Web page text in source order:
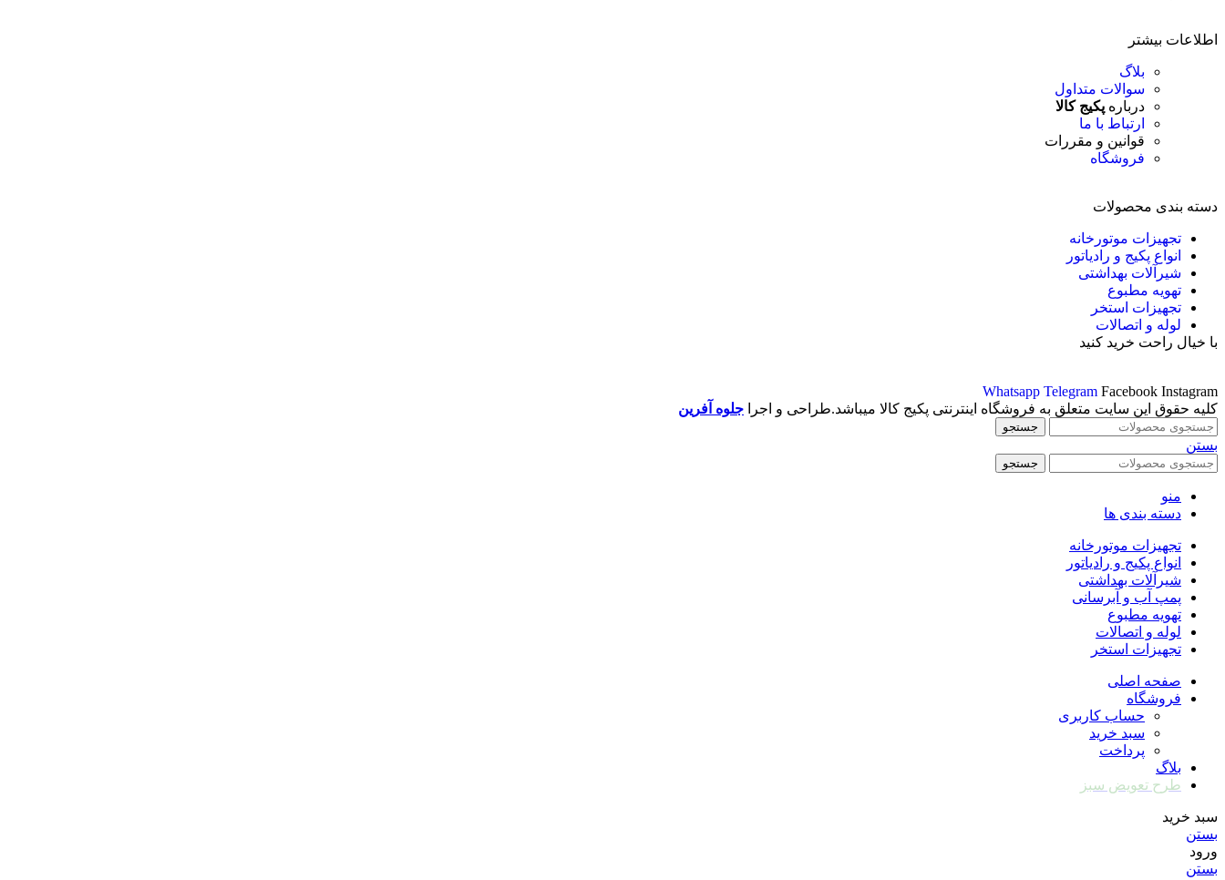
اطلاعات بیشتر
بلاگ
سوالات متداول
درباره پکیج کالا
ارتباط با ما
قوانین و مقررات
فروشگاه
دسته بندی محصولات
تجهیزات موتورخانه
انواع پکیج و رادیاتور
شیرآلات بهداشتی
تهویه مطبوع
تجهیزات استخر
لوله و اتصالات
با خیال راحت خرید کنید
Whatsapp Telegram Facebook Instagram
کلیه حقوق این سایت متعلق به فروشگاه اینترنتی پکیج کالا میباشد.طراحی و اجرا جلوه آفرین
جستجو
بستن
جستجو
منو
دسته بندی ها
تجهیزات موتورخانه
انواع پکیج و رادیاتور
شیرآلات بهداشتی
پمپ آب و آبرسانی
تهویه مطبوع
لوله و اتصالات
تجهیزات استخر
صفحه اصلی
فروشگاه
حساب کاربری
سبد خرید
پرداخت
بلاگ
طرح تعویض سبز
سبد خرید
بستن
ورود
بستن